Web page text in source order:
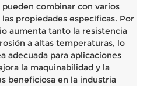
combinar con varios
propiedades específicas. Por
aumenta tanto la resistencia
a altas temperaturas, lo
adecuada para aplicaciones
la maquinabilidad y la
beneficiosa en la industria